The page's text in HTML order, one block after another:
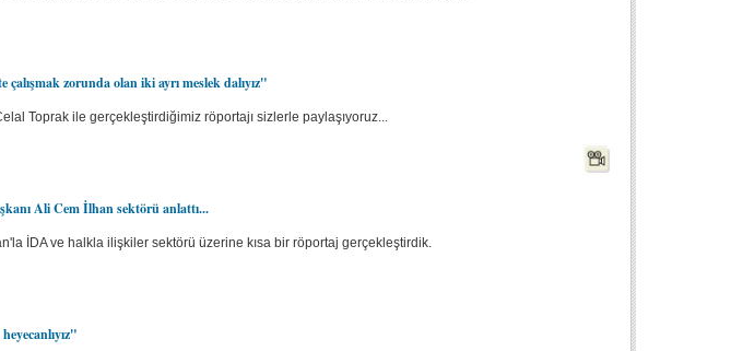
zorunda olan iki ayrı meslek dalıyız"
Toprak ile gerçekleştirdiğimiz röportajı sizlerle paylaşıyoruz...
Ali Cem İlhan sektörü anlattı...
İDA ve halkla ilişkiler sektörü üzerine kısa bir röportaj gerçekleştirdik.